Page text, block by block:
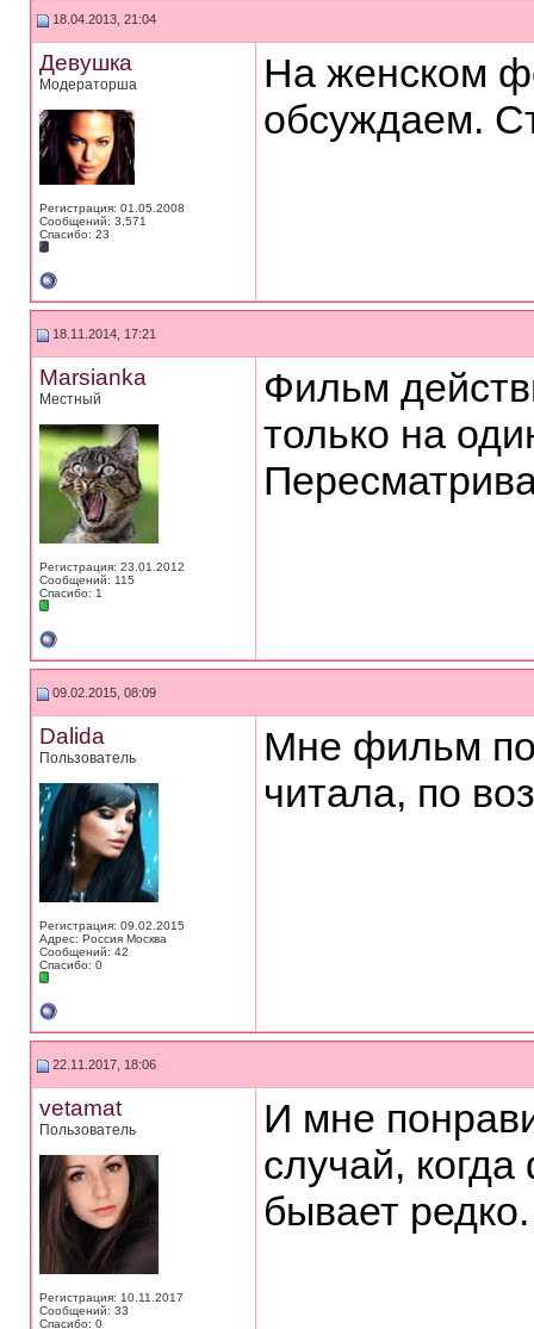
18.04.2013, 21:04
Девушка
Модераторша
Регистрация: 01.05.2008
Сообщений: 3,571
Спасибо: 23
На женском
обсуждаем.
18.11.2014, 17:21
Marsianka
Местный
Регистрация: 23.01.2012
Сообщений: 115
Спасибо: 1
Фильм
только на
09.02.2015, 08:09
Dalida
Пользователь
Регистрация: 09.02.2015
Адрес: Россия Москва
Сообщений: 42
Спасибо: 0
Мне фильм
читала, по
22.11.2017, 18:06
vetamat
Пользователь
Регистрация: 10.11.2017
Сообщений: 33
Спасибо: 0
И мне
случай,
бывает редко.